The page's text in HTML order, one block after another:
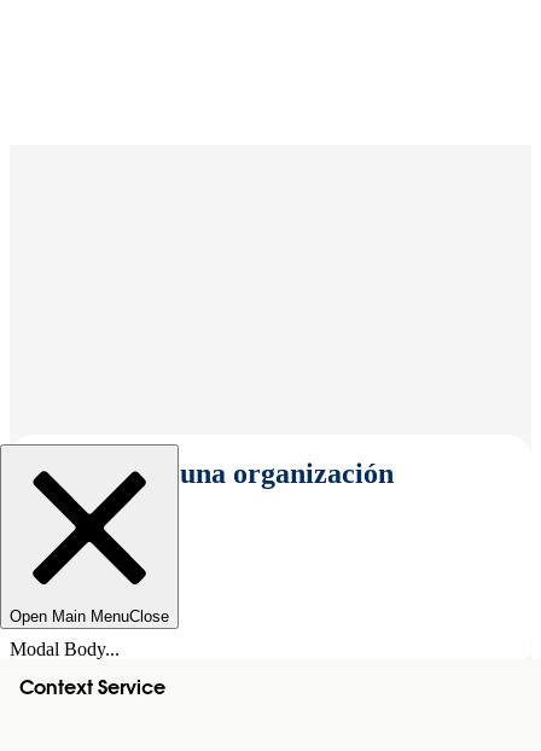
Seleccionar una organización
Open Main MenuClose
Modal Body...
Context Service